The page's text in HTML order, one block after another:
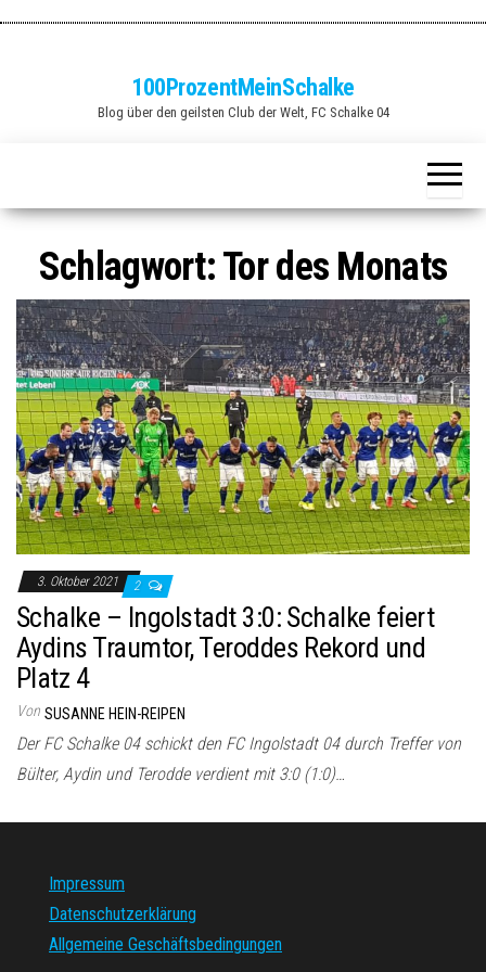
100ProzentMeinSchalke
Blog über den geilsten Club der Welt, FC Schalke 04
Schlagwort:Tor des Monats
3. Oktober 2021 2
Schalke – Ingolstadt 3:0: Schalke feiert
Aydins Traumtor, Teroddes Rekord und
Platz 4
Von SUSANNE HEIN-REIPEN
Der FC Schalke 04 schickt den FC Ingolstadt 04 durch Treffer von
Bülter, Aydin und Terodde verdient mit 3:0 (1:0)…
Impressum
Datenschutzerklärung
Allgemeine Geschäftsbedingungen